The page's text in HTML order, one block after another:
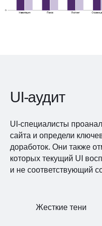
UI-аудит
UI-специалисты
сайта и определи
доработок. Они также
которых текущий UI
и не соответствующий
Жесткие тени